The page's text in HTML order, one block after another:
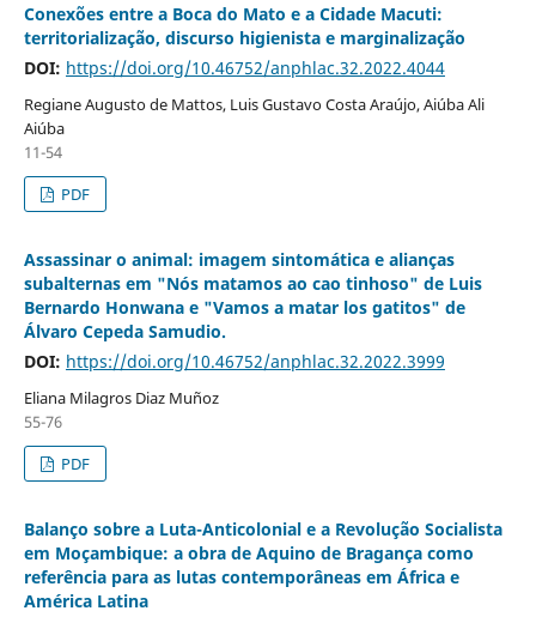
Conexões entre a Boca do Mato e a Cidade Macuti:
territorialização, discurso higienista e marginalização
DOI: https://doi.org/10.46752/anphlac.32.2022.4044
Regiane Augusto de Mattos, Luis Gustavo Costa Araújo, Aiúba Ali
Aiúba
11-54
PDF
Assassinar o animal: imagem sintomática e alianças
subalternas em "Nós matamos ao cao tinhoso" de Luis
Bernardo Honwana e "Vamos a matar los gatitos" de
Álvaro Cepeda Samudio.
DOI: https://doi.org/10.46752/anphlac.32.2022.3999
Eliana Milagros Diaz Muñoz
55-76
PDF
Balanço sobre a Luta-Anticolonial e a Revolução Socialista
em Moçambique: a obra de Aquino de Bragança como
referência para as lutas contemporâneas em África e
América Latina